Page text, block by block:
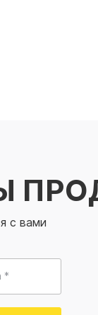
с вами
*